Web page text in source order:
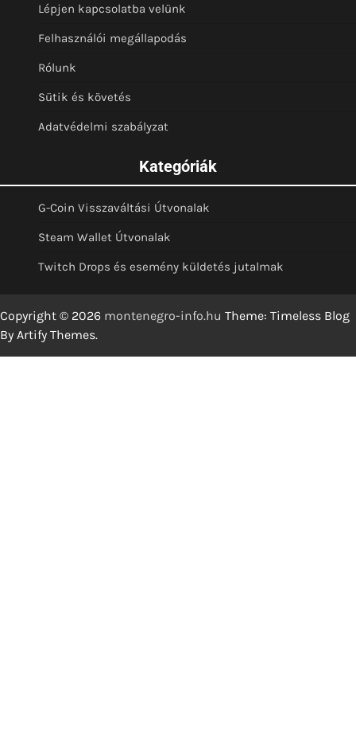
Lépjen kapcsolatba velünk
Felhasználói megállapodás
Rólunk
Sütik és követés
Adatvédelmi szabályzat
Kategóriák
G-Coin Visszaváltási Útvonalak
Steam Wallet Útvonalak
Twitch Drops és esemény küldetés jutalmak
Copyright © 2026 montenegro-info.hu Theme: Timeless Blog
By Artify Themes.